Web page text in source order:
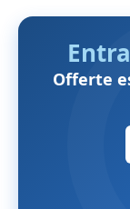
Offerte